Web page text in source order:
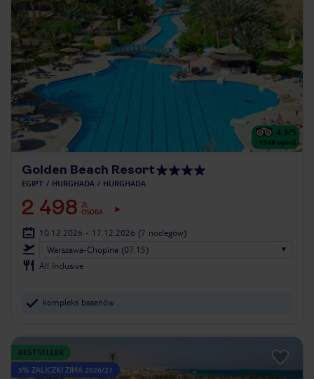
4.3/5
1548 opinii
Golden Beach Resort
EGIPT HURGHADA HURGHADA
2 498 ZŁ
OSOBA
10.12.2026 - 17.12.2026 (7 noclegów)
Warszawa-Chopina (07:15)
All Inclusive
kompleks basenów
BESTSELLER
5% ZALICZKI ZIMA 2026/27